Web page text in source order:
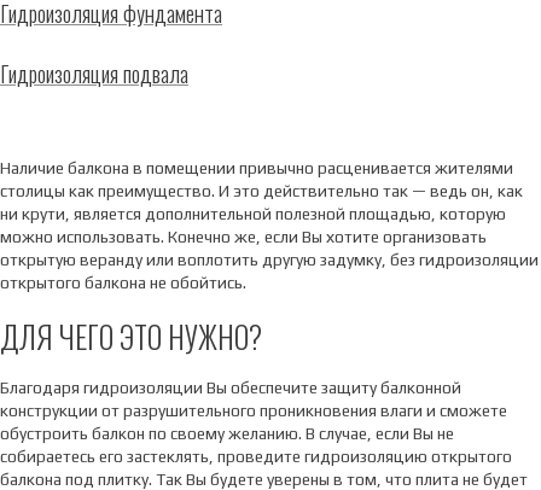
Гидроизоляция фундамента
Гидроизоляция подвала
Наличие балкона в помещении привычно расценивается жителями
столицы как преимущество. И это действительно так — ведь он, как
ни крути, является дополнительной полезной площадью, которую
можно использовать. Конечно же, если Вы хотите организовать
открытую веранду или воплотить другую задумку, без гидроизоляции
открытого балкона не обойтись.
ДЛЯ ЧЕГО ЭТО НУЖНО?
Благодаря гидроизоляции Вы обеспечите защиту балконной
конструкции от разрушительного проникновения влаги и сможете
обустроить балкон по своему желанию. В случае, если Вы не
собираетесь его застеклять, проведите гидроизоляцию открытого
балкона под плитку. Так Вы будете уверены в том, что плита не будет